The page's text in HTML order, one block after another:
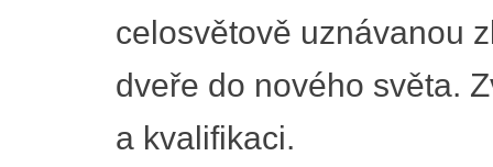
celosvětově uznávanou
dveře do nového světa.
a kvalifikaci.